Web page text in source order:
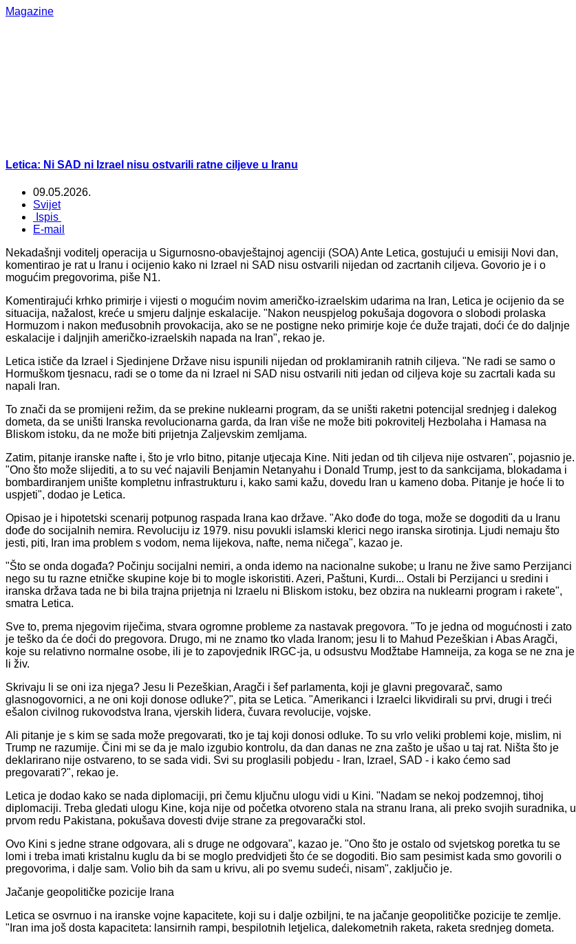
Magazine
Letica: Ni SAD ni Izrael nisu ostvarili ratne ciljeve u Iranu
09.05.2026.
Svijet
Ispis
E-mail
Nekadašnji voditelj operacija u Sigurnosno-obavještajnoj agenciji (SOA) Ante Letica, gostujući u emisiji Novi dan,
komentirao je rat u Iranu i ocijenio kako ni Izrael ni SAD nisu ostvarili nijedan od zacrtanih ciljeva. Govorio je i o
mogućim pregovorima, piše N1.
Komentirajući krhko primirje i vijesti o mogućim novim američko-izraelskim udarima na Iran, Letica je ocijenio da se
situacija, nažalost, kreće u smjeru daljnje eskalacije. "Nakon neuspjelog pokušaja dogovora o slobodi prolaska
Hormuzom i nakon međusobnih provokacija, ako se ne postigne neko primirje koje će duže trajati, doći će do daljnje
eskalacije i daljnjih američko-izraelskih napada na Iran", rekao je.
Letica ističe da Izrael i Sjedinjene Države nisu ispunili nijedan od proklamiranih ratnih ciljeva. "Ne radi se samo o
Hormuškom tjesnacu, radi se o tome da ni Izrael ni SAD nisu ostvarili niti jedan od ciljeva koje su zacrtali kada su
napali Iran.
To znači da se promijeni režim, da se prekine nuklearni program, da se uništi raketni potencijal srednjeg i dalekog
dometa, da se uništi Iranska revolucionarna garda, da Iran više ne može biti pokrovitelj Hezbolaha i Hamasa na
Bliskom istoku, da ne može biti prijetnja Zaljevskim zemljama.
Zatim, pitanje iranske nafte i, što je vrlo bitno, pitanje utjecaja Kine. Niti jedan od tih ciljeva nije ostvaren", pojasnio je.
"Ono što može slijediti, a to su već najavili Benjamin Netanyahu i Donald Trump, jest to da sankcijama, blokadama i
bombardiranjem unište kompletnu infrastrukturu i, kako sami kažu, dovedu Iran u kameno doba. Pitanje je hoće li to
uspjeti", dodao je Letica.
Opisao je i hipotetski scenarij potpunog raspada Irana kao države. "Ako dođe do toga, može se dogoditi da u Iranu
dođe do socijalnih nemira. Revoluciju iz 1979. nisu povukli islamski klerici nego iranska sirotinja. Ljudi nemaju što
jesti, piti, Iran ima problem s vodom, nema lijekova, nafte, nema ničega", kazao je.
"Što se onda događa? Počinju socijalni nemiri, a onda idemo na nacionalne sukobe; u Iranu ne žive samo Perzijanci
nego su tu razne etničke skupine koje bi to mogle iskoristiti. Azeri, Paštuni, Kurdi... Ostali bi Perzijanci u sredini i
iranska država tada ne bi bila trajna prijetnja ni Izraelu ni Bliskom istoku, bez obzira na nuklearni program i rakete",
smatra Letica.
Sve to, prema njegovim riječima, stvara ogromne probleme za nastavak pregovora. "To je jedna od mogućnosti i zato
je teško da će doći do pregovora. Drugo, mi ne znamo tko vlada Iranom; jesu li to Mahud Pezeškian i Abas Aragči,
koje su relativno normalne osobe, ili je to zapovjednik IRGC-ja, u odsustvu Modžtabe Hamneija, za koga se ne zna je
li živ.
Skrivaju li se oni iza njega? Jesu li Pezeškian, Aragči i šef parlamenta, koji je glavni pregovarač, samo
glasnogovornici, a ne oni koji donose odluke?", pita se Letica. "Amerikanci i Izraelci likvidirali su prvi, drugi i treći
ešalon civilnog rukovodstva Irana, vjerskih lidera, čuvara revolucije, vojske.
Ali pitanje je s kim se sada može pregovarati, tko je taj koji donosi odluke. To su vrlo veliki problemi koje, mislim, ni
Trump ne razumije. Čini mi se da je malo izgubio kontrolu, da dan danas ne zna zašto je ušao u taj rat. Ništa što je
deklarirano nije ostvareno, to se sada vidi. Svi su proglasili pobjedu - Iran, Izrael, SAD - i kako ćemo sad
pregovarati?", rekao je.
Letica je dodao kako se nada diplomaciji, pri čemu ključnu ulogu vidi u Kini. "Nadam se nekoj podzemnoj, tihoj
diplomaciji. Treba gledati ulogu Kine, koja nije od početka otvoreno stala na stranu Irana, ali preko svojih suradnika, u
prvom redu Pakistana, pokušava dovesti dvije strane za pregovarački stol.
Ovo Kini s jedne strane odgovara, ali s druge ne odgovara", kazao je. "Ono što je ostalo od svjetskog poretka tu se
lomi i treba imati kristalnu kuglu da bi se moglo predvidjeti što će se dogoditi. Bio sam pesimist kada smo govorili o
pregovorima, i dalje sam. Volio bih da sam u krivu, ali po svemu sudeći, nisam", zaključio je.
Jačanje geopolitičke pozicije Irana
Letica se osvrnuo i na iranske vojne kapacitete, koji su i dalje ozbiljni, te na jačanje geopolitičke pozicije te zemlje.
"Iran ima još dosta kapaciteta: lansirnih rampi, bespilotnih letjelica, dalekometnih raketa, raketa srednjeg dometa.